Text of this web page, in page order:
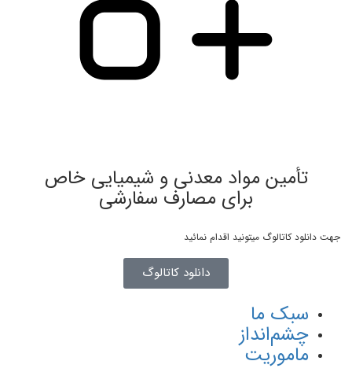
تأمین مواد معدنی و شیمیایی خاص
برای مصارف سفارشی
جهت دانلود کاتالوگ میتونید اقدام نمائید
دانلود کاتالوگ
سبک ما
چشم‌انداز
ماموریت